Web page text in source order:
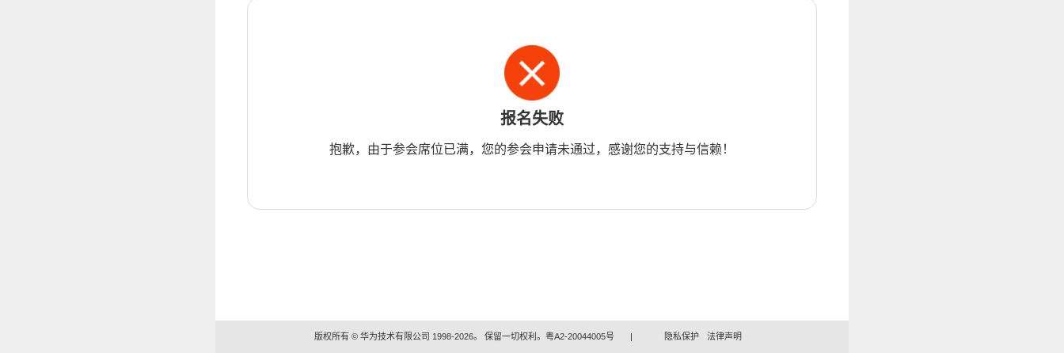
报名失败
抱歉，由于参会席位已满，您的参会申请未通过，感谢您的支持与信赖！
版权所有 © 华为技术有限公司 1998-2026。 保留一切权利。粤A2-20044005号 | 隐私保护 法律声明